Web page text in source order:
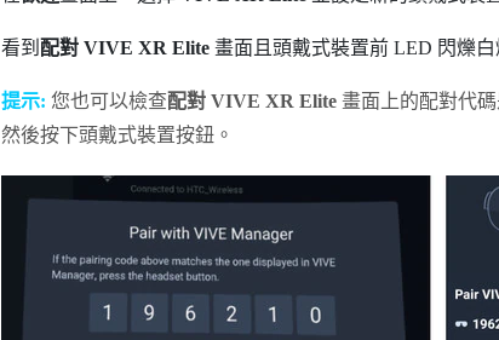
看到 配對 VIVE XR Elite畫面且頭戴式裝置前 LED 閃爍白
提示: 您也可以檢查配對 VIVE XR Elite畫面上的配對代碼
然後按下頭戴式裝置按鈕。